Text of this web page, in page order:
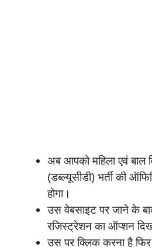
अब आपको महिला एवं बाल
(डब्ल्यूसीडी) भर्ती की
होगा।
उस वेबसाइट पर जाने के
रजिस्ट्रेशन का ऑप्शन
उस पर क्लिक करना है